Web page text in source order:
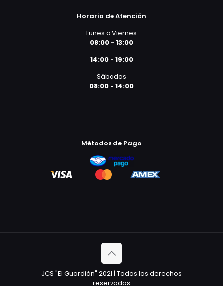
Horario de Atención
Lunes a Viernes
08:00 - 13:00
14:00 - 19:00
Sábados
08:00 - 14:00
Métodos de Pago
JCS "El Guardián" 2021 | Todos los derechos
reservados